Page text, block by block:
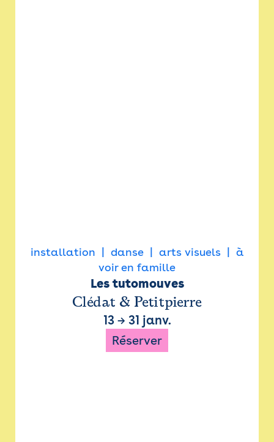
installation danse arts visuels
à
voir en famille
Les tutomouves
Clédat & Petitpierre
13→ 31 janv.
Réserver